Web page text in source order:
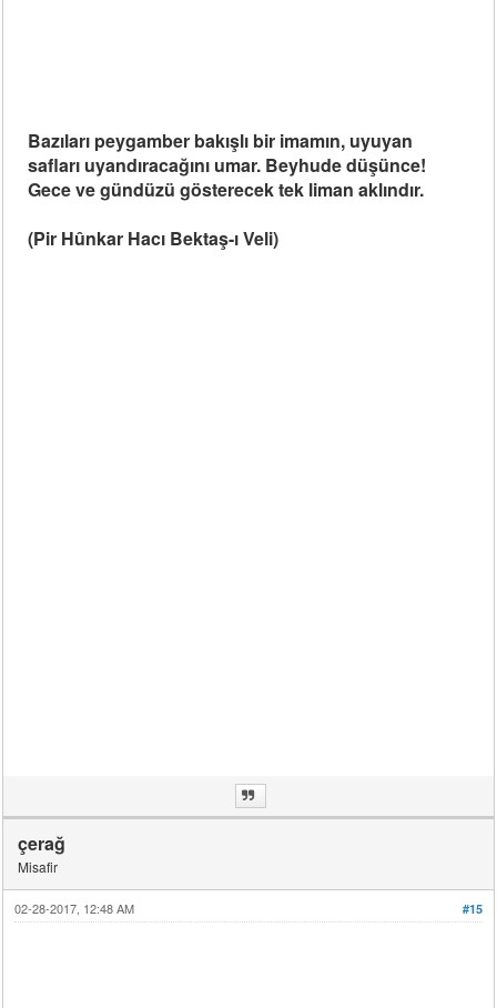
Bazıları peygamber bakışlı bir imamın, uyuyan
safları uyandıracağını umar. Beyhude düşünce!
Gece ve gündüzü gösterecek tek liman aklındır.
(Pir Hûnkar Hacı Bektaş-ı Veli)
çerağ
Misafir
#15
02-28-2017, 12:48 AM